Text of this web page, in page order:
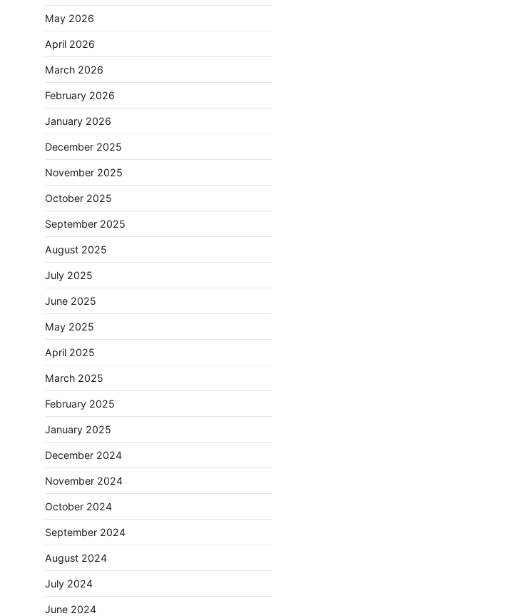
May 2026
April 2026
March 2026
February 2026
January 2026
December 2025
November 2025
October 2025
September 2025
August 2025
July 2025
June 2025
May 2025
April 2025
March 2025
February 2025
January 2025
December 2024
November 2024
October 2024
September 2024
August 2024
July 2024
June 2024